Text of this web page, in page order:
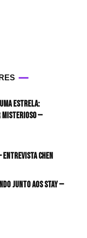
estrela:
misterioso —
CHEN
junto aos STAY —